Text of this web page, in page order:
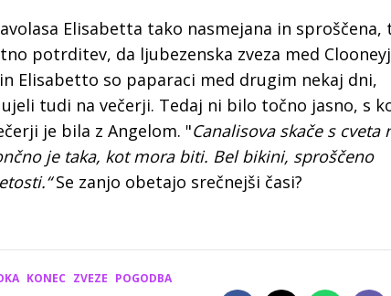
Elisabetta tako nasmejana in sproščena,
potrditev, da ljubezenska zveza med
Elisabetto so paparaci med drugim nekaj dni,
tudi na večerji. Tedaj ni bilo točno jasno, s
je bila z Angelom. "Canalisova skače s cveta
je taka, kot mora biti. Bel bikini, sproščeno
Se zanjo obetajo srečnejši časi?
KONEC ZVEZE POGODBA